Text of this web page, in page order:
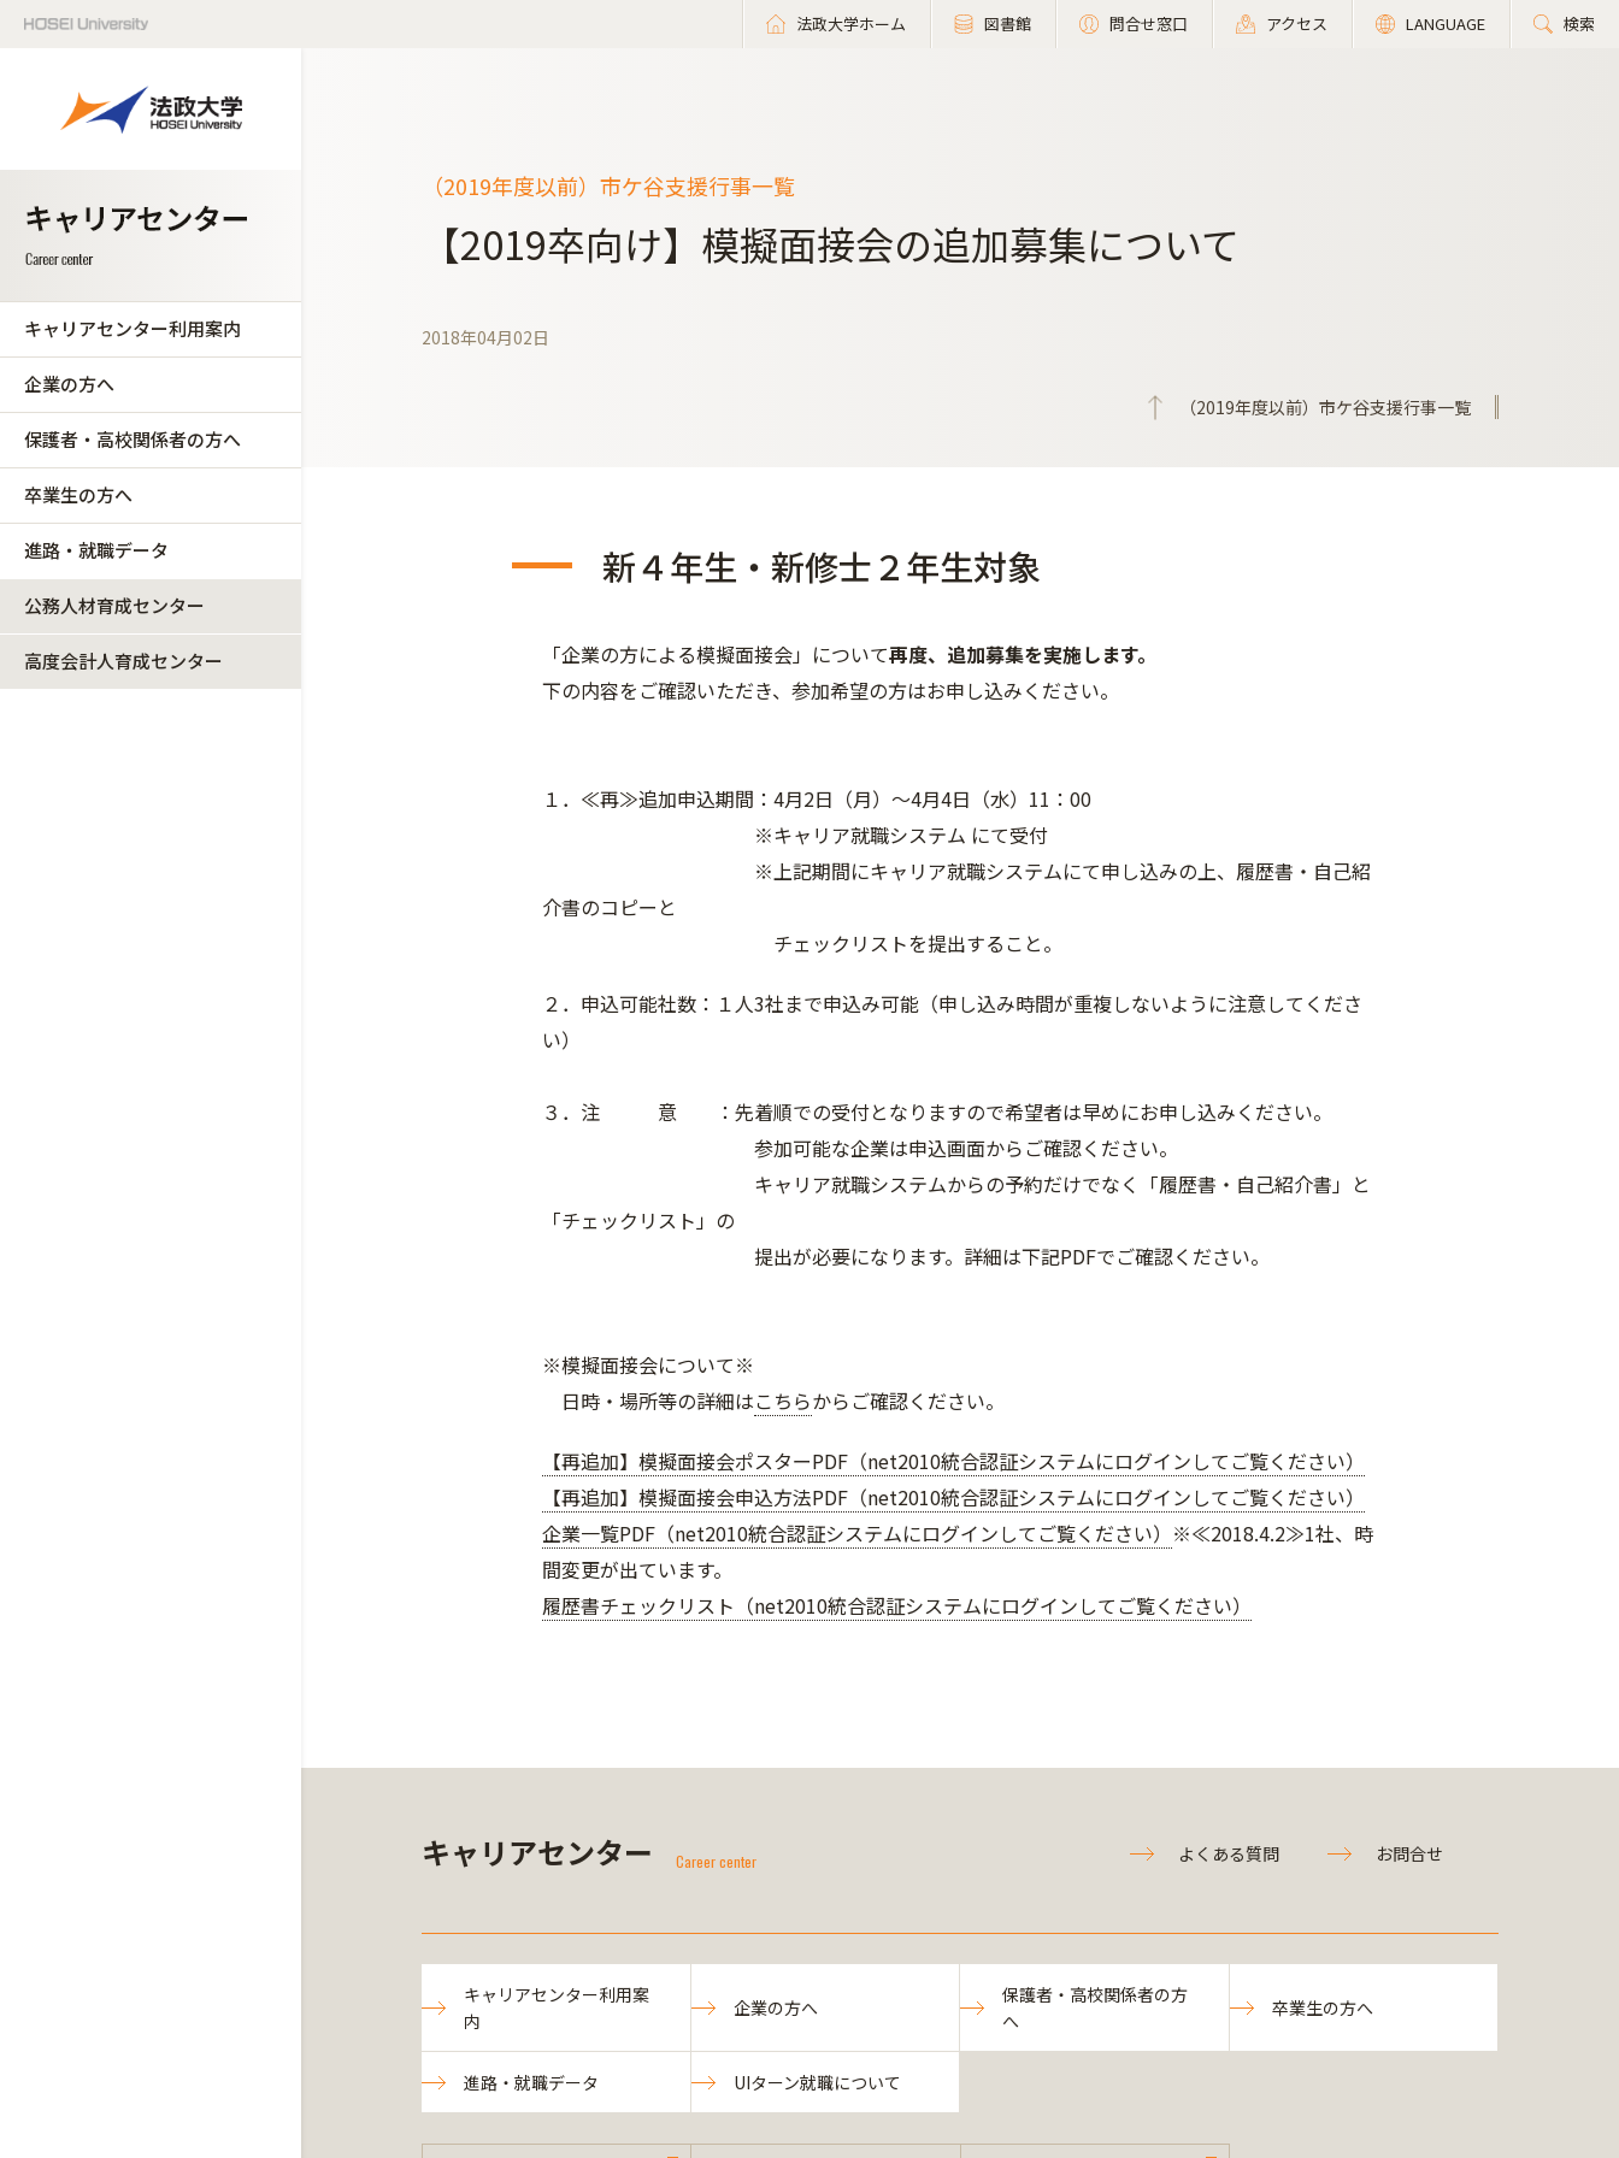
法政大学ホーム 図書館 問合せ窓口 アクセス LANGUAGE 検索
キャリアセンター利用案内
企業の方へ
保護者・高校関係者の方へ
卒業生の方へ
進路・就職データ
公務人材育成センター
高度会計人育成センター
（2019年度以前）市ケ谷支援行事一覧
【2019卒向け】模擬面接会の追加募集について
2018年04月02日
（2019年度以前）市ケ谷支援行事一覧
新４年生・新修士２年生対象
「企業の方による模擬面接会」について再度、追加募集を実施します。
下の内容をご確認いただき、参加希望の方はお申し込みください。
１． ≪再≫追加申込期間：4月2日（月）～4月4日（水）11：00
※キャリア就職システム にて受付
※上記期間にキャリア就職システムにて申し込みの上、履歴書・自己紹
介書のコピーと
チェックリストを提出すること。
２．申込可能社数： １人3社まで申込み可能（申し込み時間が重複しないように注意してくださ
い）
３．注 意 ：先着順での受付となりますので希望者は早めにお申し込みください。
参加可能な企業は申込画面からご確認ください。
キャリア就職システムからの予約だけでなく「履歴書・自己紹介書」と
「チェックリスト」の
提出が必要になります。詳細は下記PDFでご確認ください。
※模擬面接会について※
日時・場所等の詳細はこちらからご確認ください。
【再追加】模擬面接会ポスターPDF（net2010統合認証システムにログインしてご覧ください）
【再追加】模擬面接会申込方法PDF（net2010統合認証システムにログインしてご覧ください）
企業一覧PDF（net2010統合認証システムにログインしてご覧ください） ※≪2018.4.2≫1社、時
間変更が出ています。
履歴書チェックリスト（net2010統合認証システムにログインしてご覧ください）
キャリアセンター Career center よくある質問 お問合せ
キャリアセンター利用案
内
企業の方へ
保護者・高校関係者の方
へ
卒業生の方へ
進路・就職データ UIターン就職について